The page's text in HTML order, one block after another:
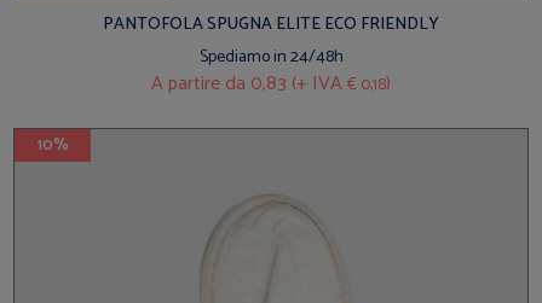
PANTOFOLA SPUGNA ELITE ECO FRIENDLY
Spediamo in 24/48h
A partire da 0,83 (+ IVA€ 0,18)
10%